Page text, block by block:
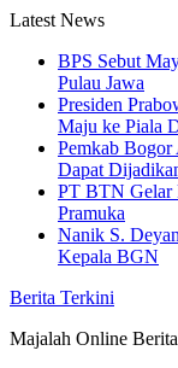
Skip
content
Latest News
BPS Sebut
Pulau Jawa
Presiden
Maju ke Piala
Pemkab Bogor
Dapat
PT BTN Gelar
Pramuka
Nanik S.
Kepala BGN
Berita Terkini
Majalah Online